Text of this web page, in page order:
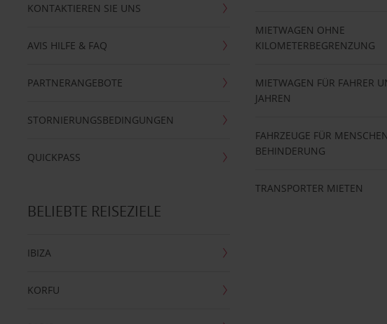
KONTAKTIEREN SIE UNS
AVIS HILFE & FAQ
PARTNERANGEBOTE
STORNIERUNGSBEDINGUNGEN
QUICKPASS
MIETWAGEN OHNE
KILOMETERBEGRENZUNG
MIETWAGEN FÜR FAHRER
JAHREN
FAHRZEUGE FÜR
BEHINDERUNG
TRANSPORTER MIETEN
BELIEBTE REISEZIELE
IBIZA
KORFU